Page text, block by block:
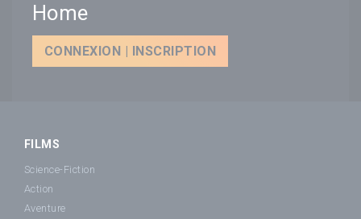
Home
CONNEXION | INSCRIPTION
FILMS
Science-Fiction
Action
Aventure